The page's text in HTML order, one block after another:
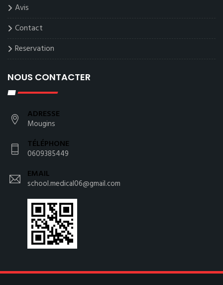
Avis
Contact
Reservation
NOUS CONTACTER
ADRESSE
Mougins
TÉLÉPHONE
0609385449
EMAIL
school.medical06@gmail.com